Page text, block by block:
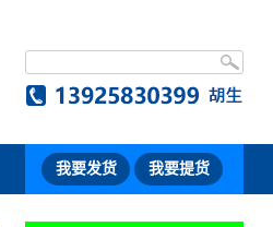
我要发货 我要提货